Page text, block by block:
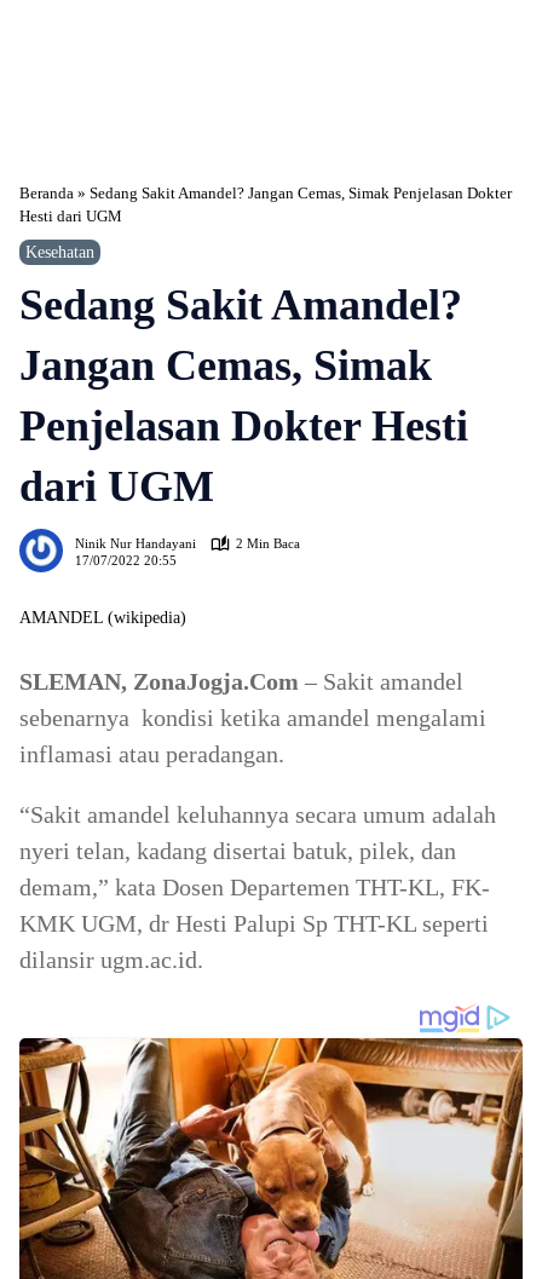
Beranda » Sedang Sakit Amandel? Jangan Cemas, Simak Penjelasan Dokter
Hesti dari UGM
Kesehatan
Sedang Sakit Amandel?
Jangan Cemas, Simak
Penjelasan Dokter Hesti
dari UGM
Ninik Nur Handayani
2 Min Baca
17/07/2022 20:55
AMANDEL (wikipedia)
SLEMAN, ZonaJogja.Com – Sakit amandel
sebenarnya kondisi ketika amandel mengalami
inflamasi atau peradangan.
“Sakit amandel keluhannya secara umum adalah
nyeri telan, kadang disertai batuk, pilek, dan
demam,” kata Dosen Departemen THT-KL, FK-
KMK UGM, dr Hesti Palupi Sp THT-KL seperti
dilansir ugm.ac.id.